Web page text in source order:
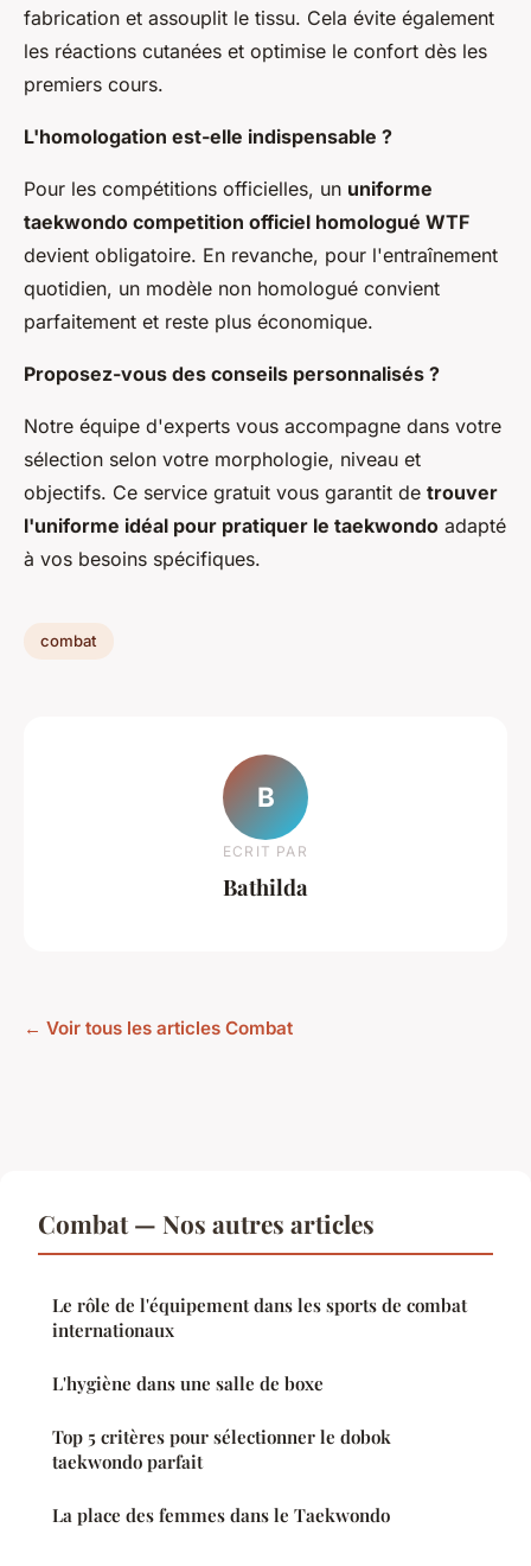
fabrication et assouplit le tissu. Cela évite également
les réactions cutanées et optimise le confort dès les
premiers cours.
L'homologation est-elle indispensable ?
Pour les compétitions officielles, un uniforme
taekwondo competition officiel homologué WTF
devient obligatoire. En revanche, pour l'entraînement
quotidien, un modèle non homologué convient
parfaitement et reste plus économique.
Proposez-vous des conseils personnalisés ?
Notre équipe d'experts vous accompagne dans votre
sélection selon votre morphologie, niveau et
objectifs. Ce service gratuit vous garantit de trouver
l'uniforme idéal pour pratiquer le taekwondo adapté
à vos besoins spécifiques.
combat
B
ECRIT PAR
Bathilda
← Voir tous les articles Combat
Combat — Nos autres articles
Le rôle de l'équipement dans les sports de combat
internationaux
L'hygiène dans une salle de boxe
Top 5 critères pour sélectionner le dobok
taekwondo parfait
La place des femmes dans le Taekwondo